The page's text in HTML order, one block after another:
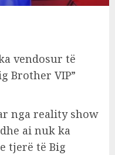
vendosur të
Brother VIP”
nga reality show
ai nuk ka
tjerë të Big